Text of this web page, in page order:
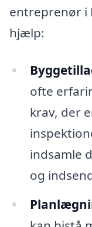
entreprenør i
hjælp:
ofte
krav, der
indsamle
og